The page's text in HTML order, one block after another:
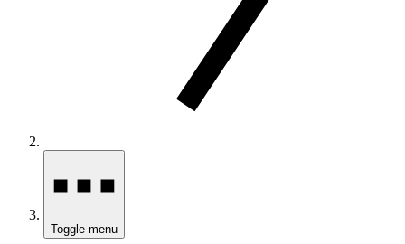
Toggle menu